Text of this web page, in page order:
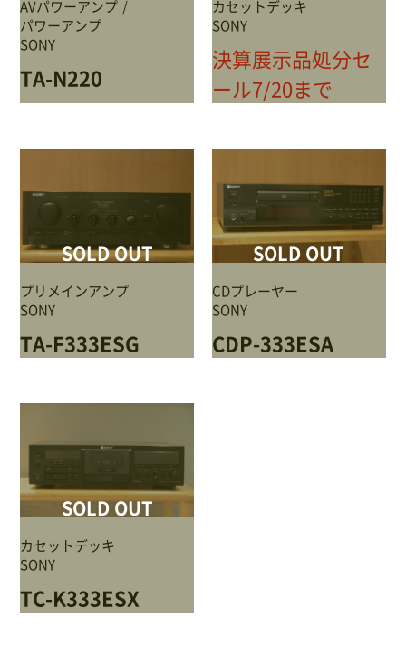
サイトポリシー
0568-37-4757
【営業時間】9:30～18:00 【定休日】火・水
AVパワーアンプ
パワーアンプ
SONY
TA-N220
カセットデッキ
SONY
決算展示品処分セ
ール7/20まで
プリメインアンプ
SONY
TA-F333ESG
SOLD OUT
CDプレーヤー
SONY
CDP-333ESA
SOLD OUT
カセットデッキ
SONY
TC-K333ESX
SOLD OUT